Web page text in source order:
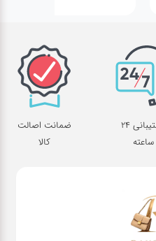
پشتیبانی 24
ساعته
ضمانت اصالت
کالا